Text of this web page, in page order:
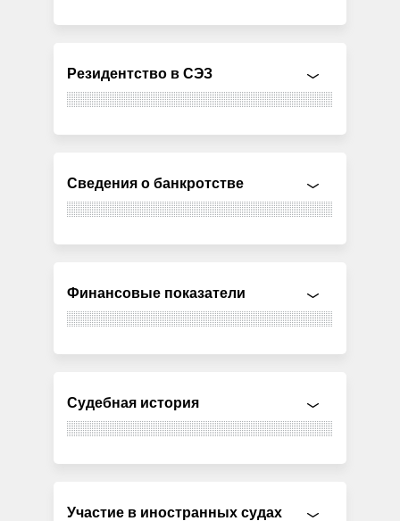
Резидентство в СЭЗ
Сведения о банкротстве
Финансовые показатели
Судебная история
Участие в иностранных судах